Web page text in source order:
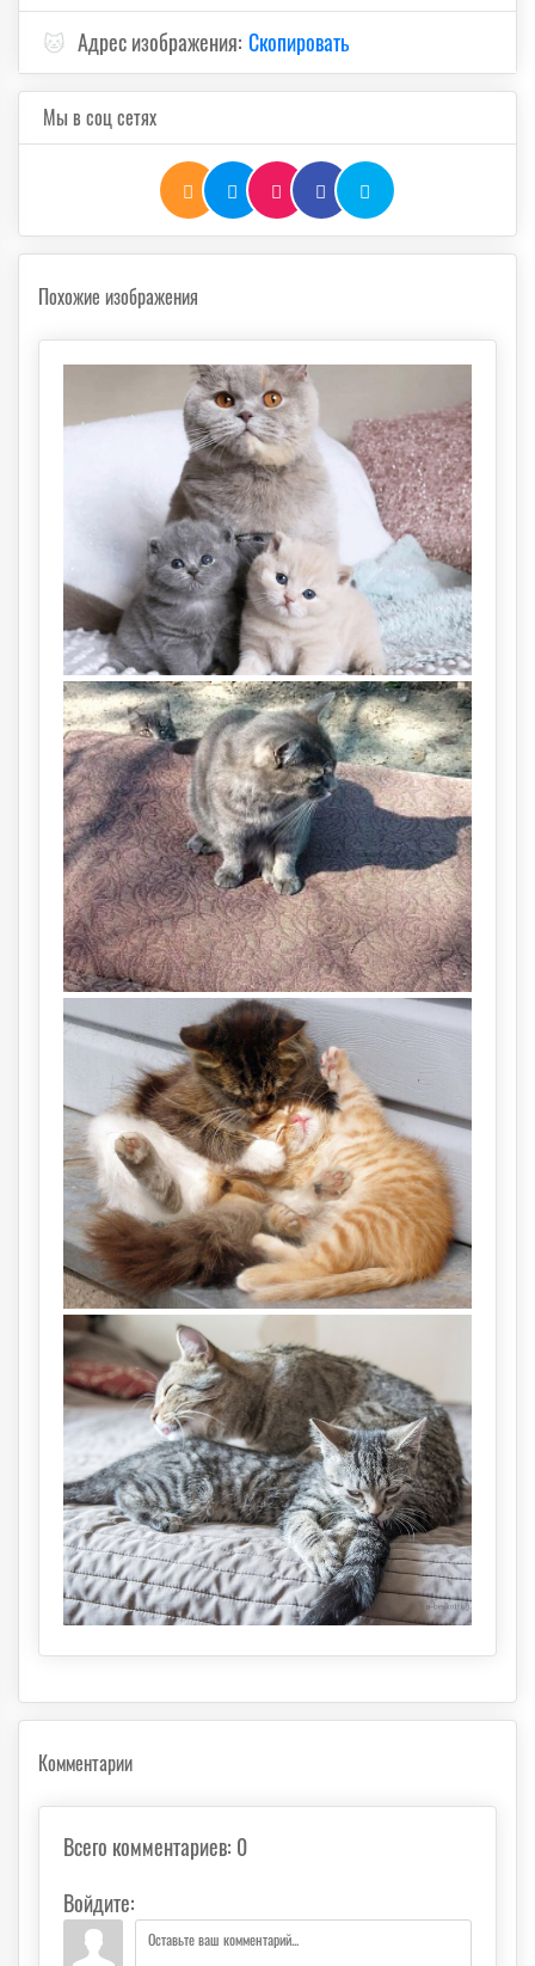
🐱 Адрес изображения: Скопировать
Мы в соц сетях
Похожие изображения
Комментарии
Всего комментариев: 0
Войдите: